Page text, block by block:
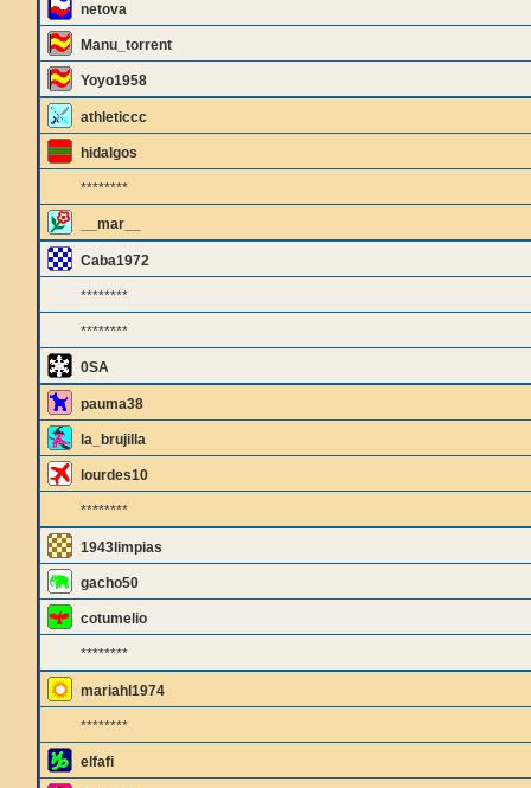
netova
Manu_torrent
Yoyo1958
athleticcc
hidalgos
********
__mar__
Caba1972
********
********
0SA
pauma38
la_brujilla
lourdes10
********
1943limpias
gacho50
cotumelio
********
mariahl1974
********
elfafi